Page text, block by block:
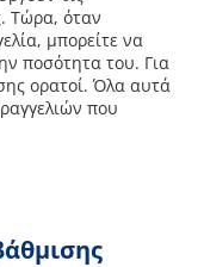
Τώρα, όταν
μπορείτε να
ποσότητα του. Για
ορατοί. Όλα αυτά
που